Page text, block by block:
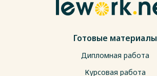
Готовые материалы
Дипломная работа
Курсовая работа